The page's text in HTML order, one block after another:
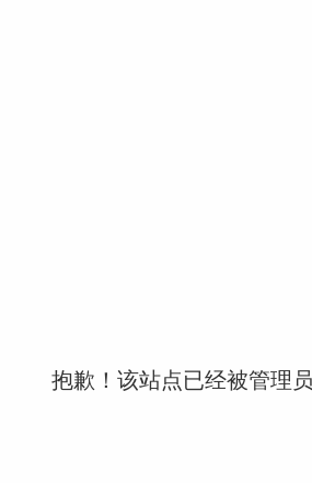
抱歉！该站点已经被管理